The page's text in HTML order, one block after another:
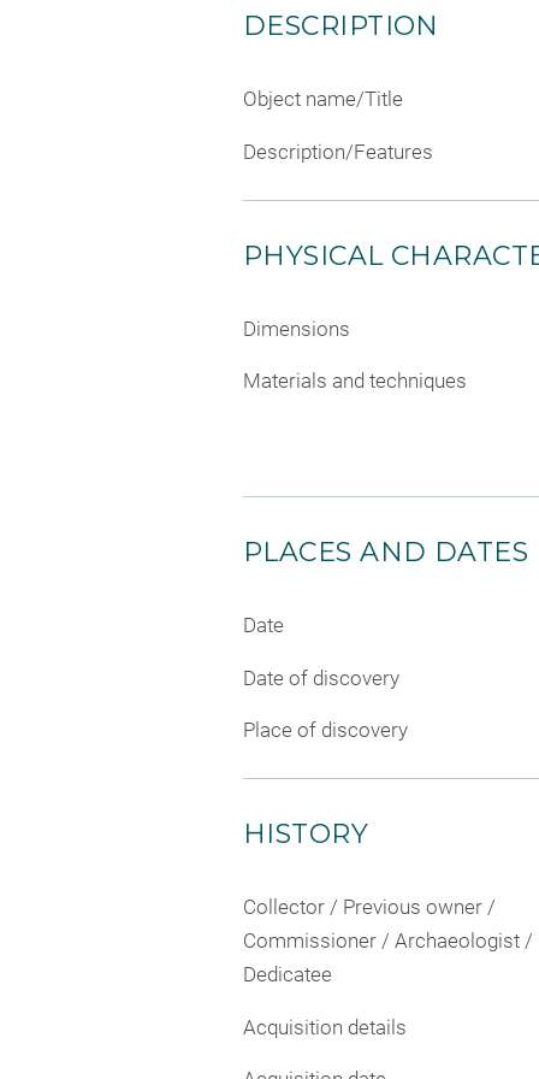
DESCRIPTION
Object name/Title
Description/Features
PHYSICAL
Dimensions
Materials and techniques
PLACES AND DATES
Date
Date of discovery
Place of discovery
HISTORY
Collector / Previous owner /
Commissioner / Archaeologist /
Dedicatee
Acquisition details